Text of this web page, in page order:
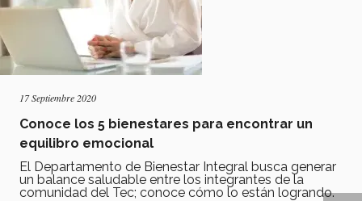
17 Septiembre 2020
Conoce los 5 bienestares para encontrar un
equilibro emocional
El Departamento de Bienestar Integral busca generar
un balance saludable entre los integrantes de la
comunidad del Tec; conoce cómo lo están logrando.